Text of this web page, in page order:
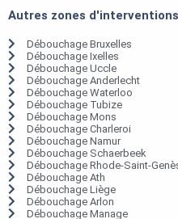
Autres zones
Débouchage Bruxelles
Débouchage Ixelles
Débouchage Uccle
Débouchage Anderlecht
Débouchage Waterloo
Débouchage Tubize
Débouchage Mons
Débouchage Charleroi
Débouchage Namur
Débouchage Schaerbeek
Débouchage Rhode-Saint-
Débouchage Ath
Débouchage Liège
Débouchage Arlon
Débouchage Manage